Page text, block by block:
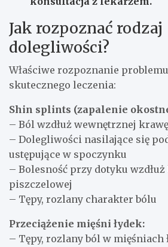
Jak rozpoznać rodzaj
dolegliwości?
Właściwe rozpoznanie
skutecznego leczenia:
Shin splints (zapalenie
– Ból wzdłuż wewnętrznej
– Dolegliwości nasilające się
ustępujące w spoczynku
– Bolesność przy dotyku
piszczelowej
– Tępy, rozlany charakter bólu
Przeciążenie mięśni łydek:
– Tępy, rozlany ból w mięśniach